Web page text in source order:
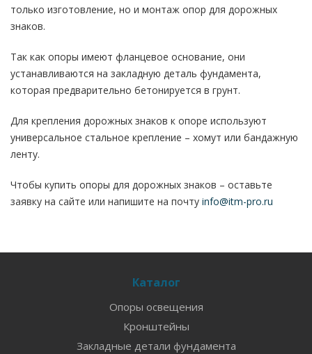
только изготовление, но и монтаж опор для дорожных
знаков.
Так как опоры имеют фланцевое основание, они
устанавливаются на закладную деталь фундамента,
которая предварительно бетонируется в грунт.
Для крепления дорожных знаков к опоре используют
универсальное стальное крепление – хомут или бандажную
ленту.
Чтобы купить опоры для дорожных знаков – оставьте
заявку на сайте или напишите на почту info@itm-pro.ru
Каталог
Опоры освещения
Кронштейны
Закладные детали фундамента